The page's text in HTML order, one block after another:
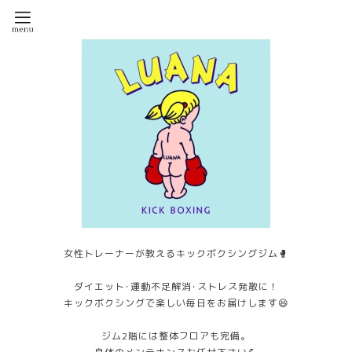
女性トレーナーが教えるキックボクシングジム🥊
ダイエット･運動不足解消･ストレス発散に！
キックボクシングで楽しい毎日をお届けします😆
ジム2階には整体フロアも完備。